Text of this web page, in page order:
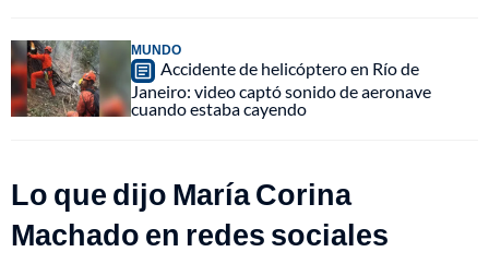
MUNDO
Accidente de helicóptero en Río de
Janeiro: video captó sonido de aeronave
cuando estaba cayendo
Lo que dijo María Corina
Machado en redes sociales